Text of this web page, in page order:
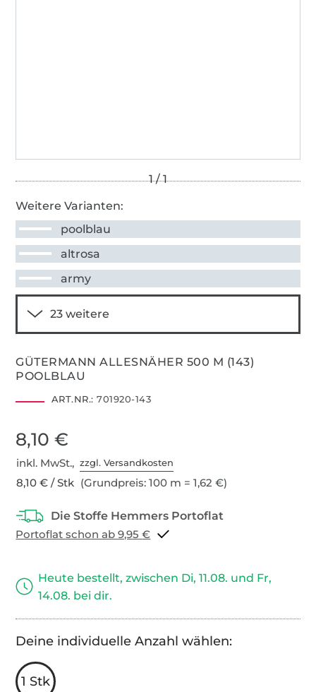
Weitere Varianten:
poolblau
altrosa
army
GÜTERMANN ALLESNÄHER 500 M (143)
POOLBLAU
ART.NR.: 701920-143
8,10 €
inkl. MwSt.,zzgl. Versandkosten
8,10 € / Stk (Grundpreis: 100 m = 1,62 €)
Portoflat schon ab 9,95 €
Heute bestellt, zwischen Di, 11.08. und Fr,
14.08. bei dir.
Deine individuelle Anzahl wählen:
1 Stk